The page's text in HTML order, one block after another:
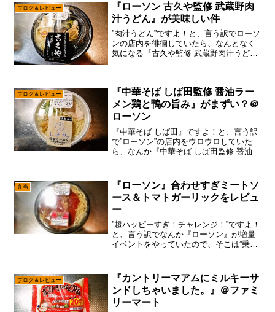
ブログ＆レビュー
『ローソン 古久や監修 武蔵野肉
汁うどん』が美味しい件
”肉汁うどん”ですよ！と、言う訳でローソ
ンの店内を徘徊していたら、なんとなく
気になる『古久や監修 武蔵野肉汁うど
えばコンビニの”...
ブログ＆レビュー
『中華そば しば田監修 醤油ラー
メン鶏と鴨の旨み』がまずい？＠
ローソン
『中華そば しば田』ですよ！と、言う訳
で”ローソン”の店内をウロウロしていた
ら、なんか『中華そば しば田監修 醤油ラ
あ、コレ系のラーメンは超手軽なので、
なるべく1回くら...
弁当
『ローソン』合わせすぎミートソ
ース＆トマトガーリックをレビュ
ー
”超ハッピーすぎ！チャレンジ！”ですよ！
と、言う訳でなんか『ローソン』が増量
イベントをやっていたので、そこは”乗る
追いかける必要はないけれども、まあ増
量と言われたら、...
ブログ＆レビュー
『カントリーマアムにミルキーサ
ンドしちゃいました。』＠ファミ
リーマート